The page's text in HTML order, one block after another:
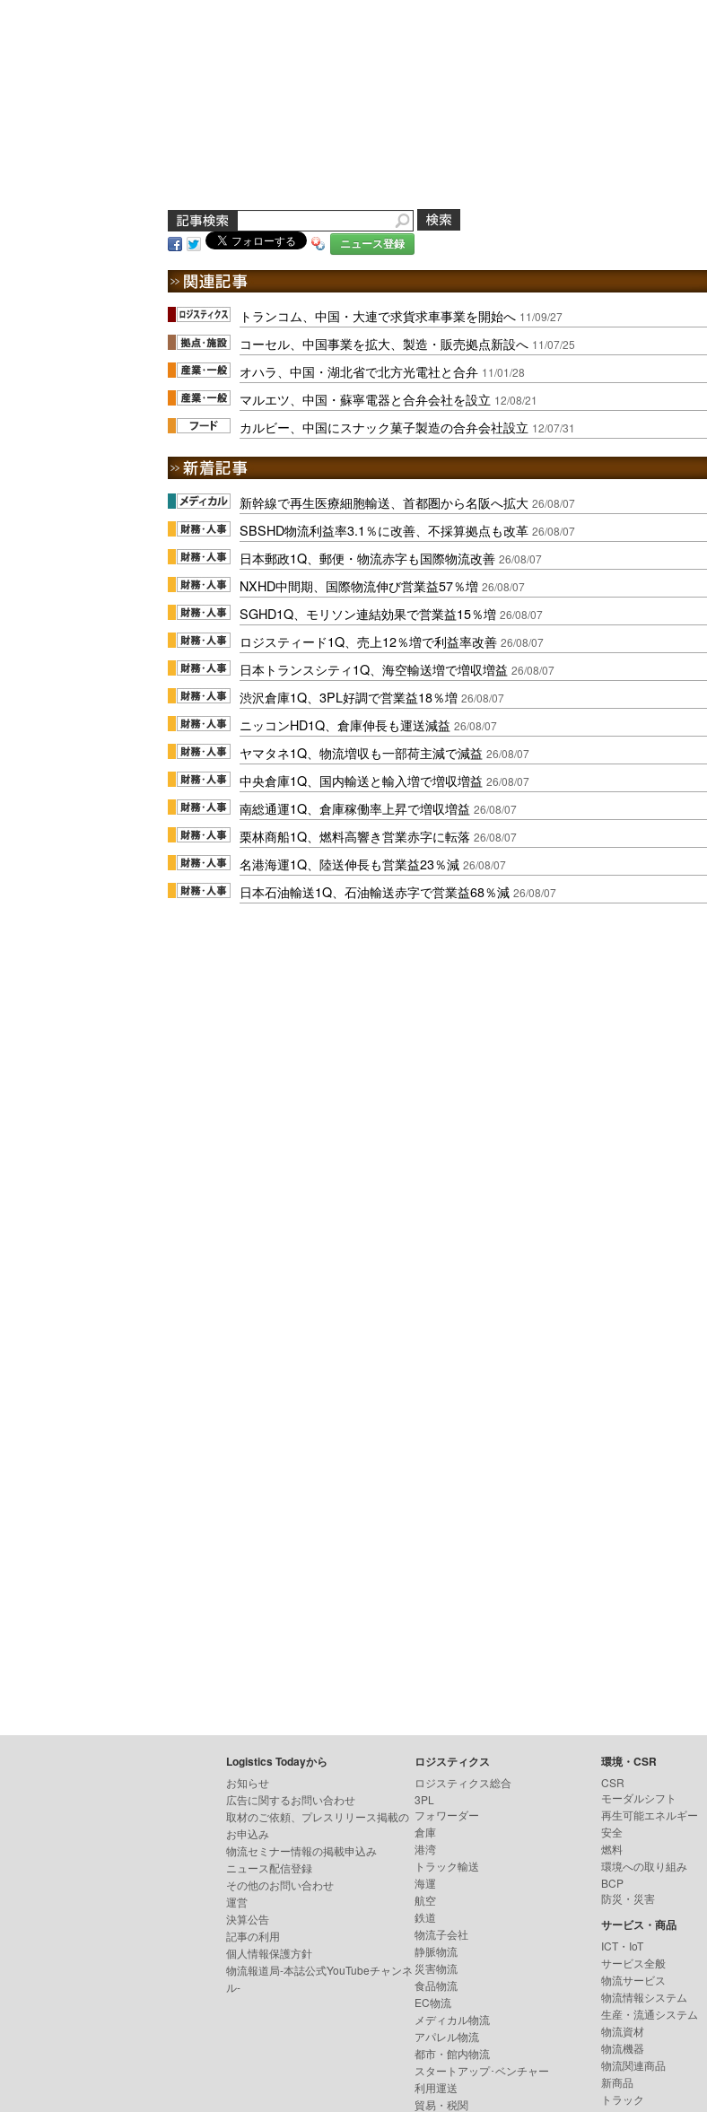
ニュース登録
トランコム、中国・大連で求貨求車事業を開始へ 11/09/27
コーセル、中国事業を拡大、製造・販売拠点新設へ 11/07/25
オハラ、中国・湖北省で北方光電社と合弁 11/01/28
マルエツ、中国・蘇寧電器と合弁会社を設立 12/08/21
カルビー、中国にスナック菓子製造の合弁会社設立 12/07/31
新幹線で再生医療細胞輸送、首都圏から名阪へ拡大 26/08/07
SBSHD物流利益率3.1％に改善、不採算拠点も改革 26/08/07
日本郵政1Q、郵便・物流赤字も国際物流改善 26/08/07
NXHD中間期、国際物流伸び営業益57％増 26/08/07
SGHD1Q、モリソン連結効果で営業益15％増 26/08/07
ロジスティード1Q、売上12％増で利益率改善 26/08/07
日本トランスシティ1Q、海空輸送増で増収増益 26/08/07
渋沢倉庫1Q、3PL好調で営業益18％増 26/08/07
ニッコンHD1Q、倉庫伸長も運送減益 26/08/07
ヤマタネ1Q、物流増収も一部荷主減で減益 26/08/07
中央倉庫1Q、国内輸送と輸入増で増収増益 26/08/07
南総通運1Q、倉庫稼働率上昇で増収増益 26/08/07
栗林商船1Q、燃料高響き営業赤字に転落 26/08/07
名港海運1Q、陸送伸長も営業益23％減 26/08/07
日本石油輸送1Q、石油輸送赤字で営業益68％減 26/08/07
Logistics Todayから
お知らせ
広告に関するお問い合わせ
取材のご依頼、プレスリリース掲載の
お申込み
物流セミナー情報の掲載申込み
ニュース配信登録
その他のお問い合わせ
運営
決算公告
記事の利用
個人情報保護方針
物流報道局-本誌公式YouTubeチャンネ
ル-
ロジスティクス
ロジスティクス総合
3PL
フォワーダー
倉庫
港湾
トラック輸送
海運
航空
鉄道
物流子会社
静脈物流
災害物流
食品物流
EC物流
メディカル物流
アパレル物流
都市・館内物流
スタートアップ･ベンチャー
利用運送
貿易・税関
環境・CSR
CSR
モーダルシフト
再生可能エネルギー
安全
燃料
環境への取り組み
BCP
防災・災害
サービス・商品
ICT・IoT
サービス全般
物流サービス
物流情報システム
生産・流通システム
物流資材
物流機器
物流関連商品
新商品
トラック